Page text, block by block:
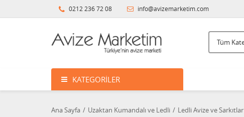
0212 236 72 08 info@avizemarketim.com
KATEGORILER
Ana Sayfa Uzaktan Kumandalı ve Ledli Ledli Avize ve Sarkıtlar